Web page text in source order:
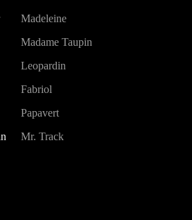
Madeleine
Madame Taupin
Leopardin
Fabriol
Papavert
Mr. Track